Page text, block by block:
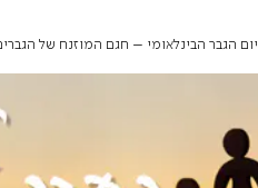
יום הגבר הבינלאומי – חגם המוזנח של